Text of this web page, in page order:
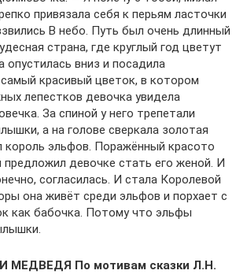
привязала себя к перьям ласточки
В небо. Путь был очень длинный
страна, где круглый год цветут
опустилась вниз и посадила
красивый цветок, в котором
лепестков девочка увидела
За спиной у него трепетали
а на голове сверкала золотая
король эльфов. Поражённый красото
девочке стать его женой. И
согласилась. И стала Королевой
она живёт среди эльфов и порхает с
как бабочка. Потому что эльфы
МЕДВЕДЯ По мотивам сказки Л.Н.